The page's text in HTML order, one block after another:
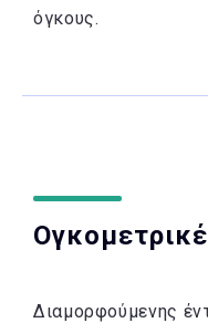
όγκους.
Διαμορφούμενης